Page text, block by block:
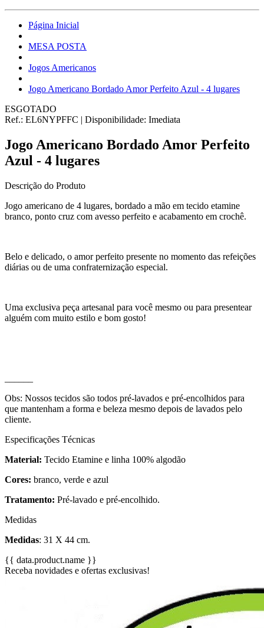
Página Inicial
MESA POSTA
Jogos Americanos
Jogo Americano Bordado Amor Perfeito Azul - 4 lugares
ESGOTADO
Ref.: EL6NYPFFC | Disponibilidade: Imediata
Jogo Americano Bordado Amor Perfeito
Azul - 4 lugares
Descrição do Produto
Jogo americano de 4 lugares, bordado a mão em tecido etamine
branco, ponto cruz com avesso perfeito e acabamento em crochê.
Belo e delicado, o amor perfeito presente no momento das refeições
diárias ou de uma confraternização especial.
Uma exclusiva peça artesanal para você mesmo ou para presentear
alguém com muito estilo e bom gosto!
Obs: Nossos tecidos são todos pré-lavados e pré-encolhidos para
que mantenham a forma e beleza mesmo depois de lavados pelo
cliente.
Especificações Técnicas
Material: Tecido Etamine e linha 100% algodão
Cores: branco, verde e azul
Tratamento: Pré-lavado e pré-encolhido.
Medidas
Medidas: 31 X 44 cm.
{{ data.product.name }}
Receba novidades e ofertas exclusivas!